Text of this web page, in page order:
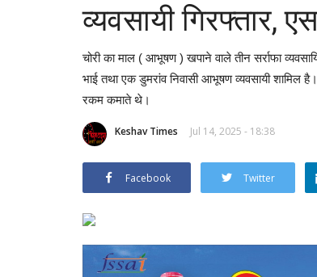
व्यवसायी गिरफ्तार,
चोरी का माल ( आभूषण ) खपाने वाले तीन सर्राफा
भाई तथा एक डुमरांव निवासी आभूषण व्यवसायी शामिल
रकम कमाते थे।
Keshav Times Jul 14, 2025 - 18:38
Facebook Twitter